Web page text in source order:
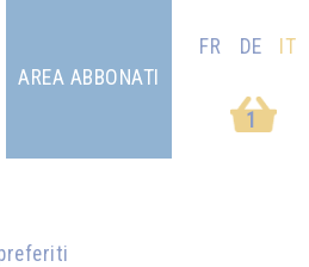
1
AREA ABBONATI
FR DE IT
preferiti